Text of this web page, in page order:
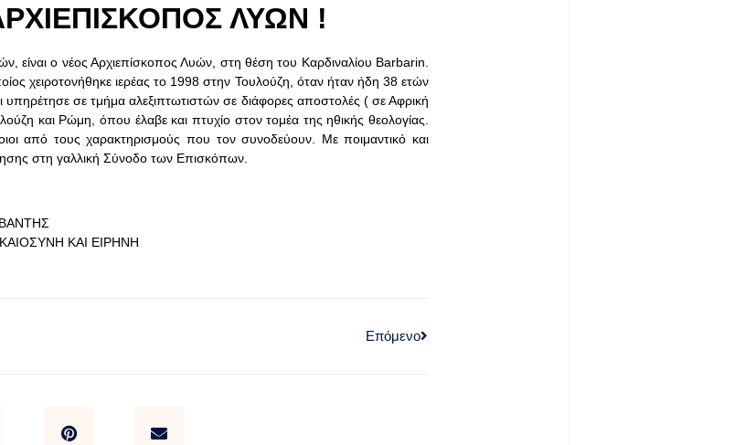
ΛΥΩΝ !
ο νέος Αρχιεπίσκοπος Λυών, στη θέση του Καρδιναλίου Barbarin.
χειροτονήθηκε ιερέας το 1998 στην Τουλούζη, όταν ήταν ήδη 38 ετών
υπηρέτησε σε τμήμα αλεξιπτωτιστών σε διάφορες αποστολές ( σε Αφρική
και Ρώμη, όπου έλαβε και πτυχίο στον τομέα της ηθικής θεολογίας.
από τους χαρακτηρισμούς που τον συνοδεύουν. Με ποιμαντικό και
στη γαλλική Σύνοδο των Επισκόπων.
ΚΑΙ ΕΙΡΗΝΗ
Επόμενο